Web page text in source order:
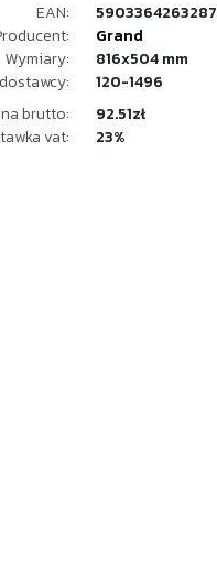
EAN:
5903364263287
Grand
Wymiary:
816x504 mm
120-1496
brutto:
92.51zł
vat:
23%